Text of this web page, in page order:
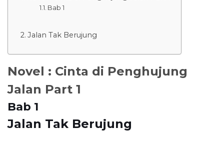
Bab 1
Jalan Tak Berujung
Novel : Cinta di Penghujung
Jalan Part 1
Bab 1
Jalan Tak Berujung